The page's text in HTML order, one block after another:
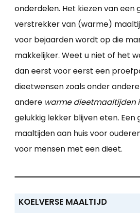
onderdelen. Het kiezen van een
verstrekker van (warme)
voor bejaarden wordt op die
makkelijker. Weet u niet of het
dan eerst voor eerst een
dieetwensen zoals onder
andere warme dieetmaaltijden
gelukkig lekker blijven eten.
maaltijden aan huis voor
voor mensen met een dieet.
KOELVERSE MAALTIJD